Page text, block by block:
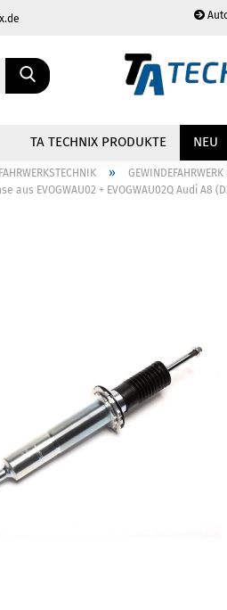
TA TECHNIX PRODUKTE NEU
FAHRWERKSTECHNIK » GEWINDEFAHRWERK
EVOGWAU02 + EVOGWAU02Q Audi A8